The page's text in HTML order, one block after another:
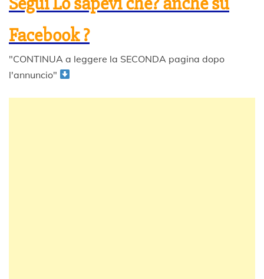
Facebook ?
"CONTINUA a leggere la SECONDA pagina dopo
l'annuncio"